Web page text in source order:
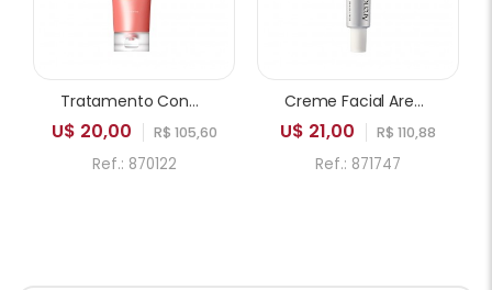
Tratamento Condicionador KUNDAL Protein Bonding Care Leather Iris 250ml
U$ 20,00 R$ 105,60
Ref.: 870122
Creme Facial Arencia Eraser Shot Glycolic Acid Booster 30ml
U$ 21,00 R$ 110,88
Ref.: 871747